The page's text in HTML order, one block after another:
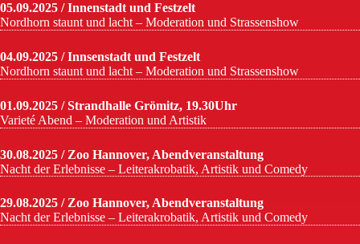
05.09.2025 / Innenstadt und Festzelt
Nordhorn staunt und lacht – Moderation und Strassenshow
04.09.2025 / Innsenstadt und Festzelt
Nordhorn staunt und lacht – Moderation und Strassenshow
01.09.2025 / Strandhalle Grömitz, 19.30Uhr
Varieté Abend – Moderation und Artistik
30.08.2025 / Zoo Hannover, Abendveranstaltung
Nacht der Erlebnisse – Leiterakrobatik, Artistik und Comedy
29.08.2025 / Zoo Hannover, Abendveranstaltung
Nacht der Erlebnisse – Leiterakrobatik, Artistik und Comedy